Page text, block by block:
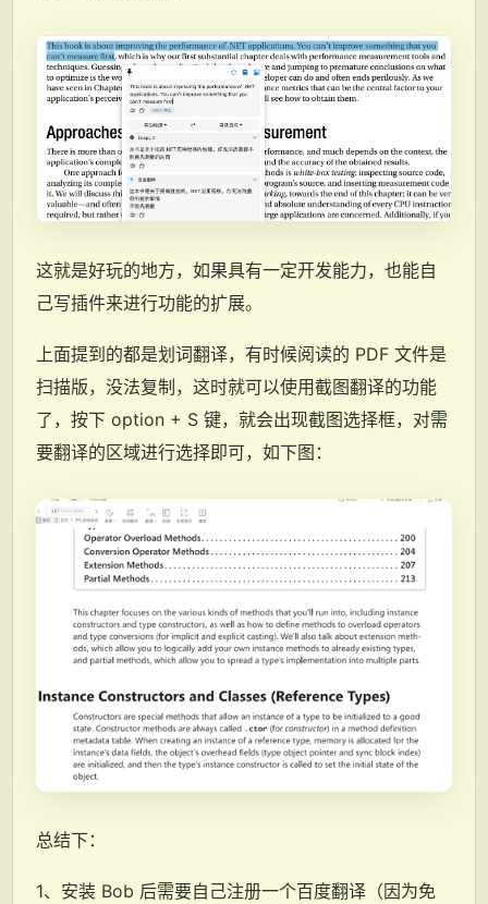
这就是好玩的地方，如果具有一定开发能力，也能自
己写插件来进行功能的扩展。
上面提到的都是划词翻译，有时候阅读的 PDF 文件是
扫描版，没法复制，这时就可以使用截图翻译的功能
了，按下 option + S 键，就会出现截图选择框，对需
要翻译的区域进行选择即可，如下图：
总结下：
1、安装 Bob 后需要自己注册一个百度翻译（因为免